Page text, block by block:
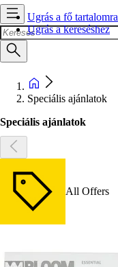
Ugrás a fő tartalomra
Ugrás a kereséshez
Speciális ajánlatok
Speciális ajánlatok
All Offers